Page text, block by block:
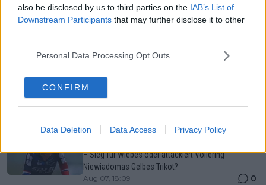
also be disclosed by us to third parties on the IAB’s List of
Downstream Participants that may further disclose it to other
Personal Data Processing Opt Outs
CONFIRM
Data Deletion Data Access Privacy Policy
Medizinischer Bericht und Aufgaben Tour de France
Femmes 2026, Etappe 7 – Anna van der Breggen
Tour de France Femmes 2026: Gesamtwertung nach
der 7. Etappe – Niewiadoma übernimmt Gelb mit 15
Sekunden Vorsprung auf Vollering
Vorschau auf die 8. Etappe der Tour de France
– Sieg für Wiebes oder attackiert Vollering
Niewiadomas Gelbes Trikot?
Aug 07, 18:09 0